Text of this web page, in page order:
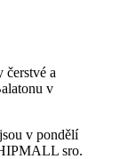
čerstvé a
v
v pondělí
sro.